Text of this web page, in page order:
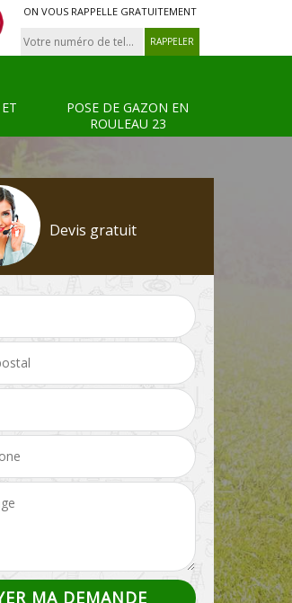
ON VOUS RAPPELLE GRATUITEMENT
POSE DE GAZON EN
ROULEAU 23
et réfection de
grillage 23
Devis gratuit